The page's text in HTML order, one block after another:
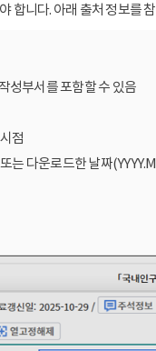
합니다. 아래 출처 정보를
성부서를 포함할 수 있음
점
는 다운로드한 날짜